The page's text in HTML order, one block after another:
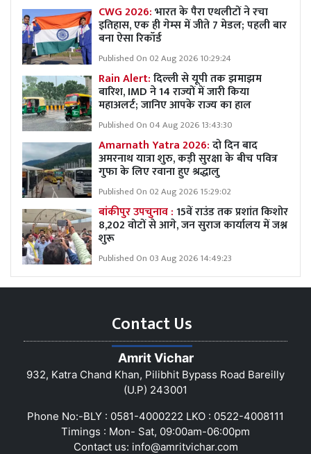
CWG 2026:भारत के पैरा एथलीटों ने रचा
इतिहास, एक ही गेम्स में जीते 7 मेडल; पहली बार
बना ऐसा रिकॉर्ड
Published On 02 Aug 2026 10:29:24
Rain Alert:दिल्ली से यूपी तक झमाझम
बारिश, IMD ने 14 राज्यों में जारी किया
महाअलर्ट; जानिए आपके राज्य का हाल
Published On 04 Aug 2026 13:43:30
Amarnath Yatra 2026:दो दिन बाद
अमरनाथ यात्रा शुरु, कड़ी सुरक्षा के बीच पवित्र
गुफा के लिए रवाना हुए श्रद्धालु
Published On 02 Aug 2026 15:29:02
बांकीपुर उपचुनाव :15वें राउंड तक प्रशांत किशोर
8,202 वोटों से आगे, जन सुराज कार्यालय में जश्न
शुरू
Published On 03 Aug 2026 14:49:23
Contact Us
Amrit Vichar
932, Katra Chand Khan, Pilibhit Bypass Road Bareilly
(U.P) 243001
Phone No:-BLY : 0581-4000222 LKO : 0522-4008111
Timings : Mon- Sat, 09:00am-06:00pm
Contact us: info@amritvichar.com